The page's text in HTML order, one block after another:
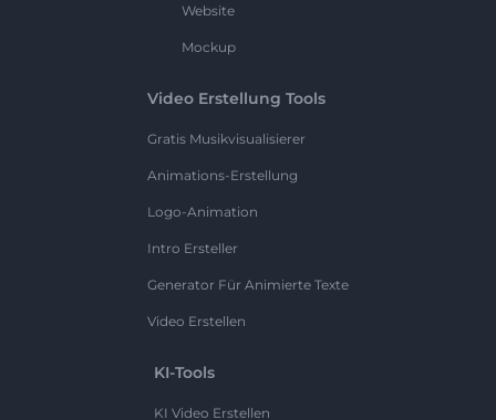
Website
Mockup
Video Erstellung Tools
Gratis Musikvisualisierer
Animations-Erstellung
Logo-Animation
Intro Ersteller
Generator Für Animierte Texte
Video Erstellen
KI-Tools
KI Video Erstellen